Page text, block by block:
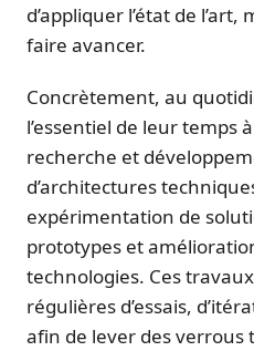
d’appliquer l’état de
faire avancer.
Concrètement, au
l’essentiel de leur temps
recherche et
d’architectures
expérimentation de
prototypes et
technologies. Ces
régulières d’essais,
afin de lever des verrous